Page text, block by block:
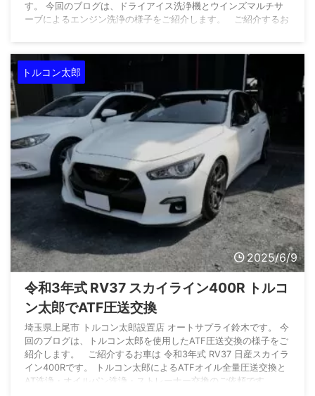
す。 今回のブログは、ドライアイス洗浄機とウインズマルチサ
ーブによるエンジン洗浄の様子をご紹介します。 ご紹介するお
きました。 数ある自動車整備工場の中から、オートサプライ鈴
木をご指名いただきまして誠にありがとうございます。 車両
情報 車名 ハイエース メーカー ...
トルコン太郎
2025/6/9
令和3年式 RV37 スカイライン400R トルコ
ン太郎でATF圧送交換
埼玉県上尾市 トルコン太郎設置店 オートサプライ鈴木です。 今
回のブログは、トルコン太郎を使用したATF圧送交換の様子をご
紹介します。 ご紹介するお車は 令和3年式 RV37 日産スカイラ
イン400Rです。 トルコン太郎によるATFオイル全量圧送交換と
AT洗浄・オイルパン洗浄・ストレーナー交換のご依頼です。